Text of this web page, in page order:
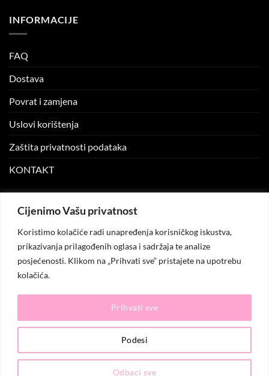
Cijenimo Vašu privatnost
Koristimo kolačiće radi unapređenja korisničkog iskustva,
prikazivanja prilagođenih oglasa i sadržaja te analize
posjećenosti. Klikom na „Prihvati sve“ pristajete na upotrebu
kolačića.
Podesi
Odbaci sve
Prihvati sve
INFORMACIJE
FAQ
Dostava
Povrat i zamjena
Uslovi korištenja
Zaštita privatnosti podataka
KONTAKT
Moj nalog
Moje narudžbe
© 2026KO.MODA. Sva prava zadržana.